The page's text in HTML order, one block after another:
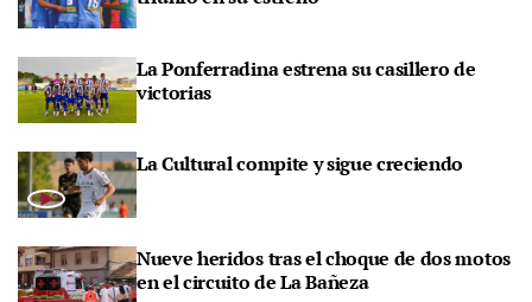
La Ponferradina estrena su casillero de
victorias
La Cultural compite y sigue creciendo
Nueve heridos tras el choque de dos motos
en el circuito de La Bañeza